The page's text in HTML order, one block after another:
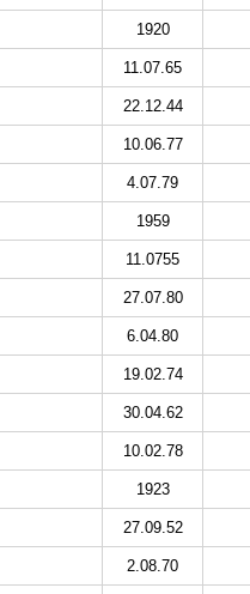
1920
11.07.65
22.12.44
10.06.77
4.07.79
1959
11.0755
27.07.80
6.04.80
19.02.74
30.04.62
10.02.78
1923
27.09.52
2.08.70